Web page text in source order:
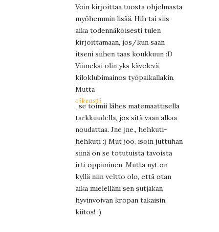
Voin kirjoittaa tuosta ohjelmasta
myöhemmin lisää. Hih tai siis
aika todennäköisesti tulen
kirjoittamaan, jos/kun saan
itseni siihen taas koukkuun :D
Viimeksi olin yks kävelevä
kiloklubimainos työpaikallakin.
Mutta
oikeasti
, se toimii lähes matemaattisella
tarkkuudella, jos sitä vaan alkaa
noudattaa. Jne jne., hehkuti-
hehkuti :) Mut joo, isoin juttuhan
siinä on se totutuista tavoista
irti oppiminen. Mutta nyt on
kyllä niin veltto olo, että otan
aika mielelläni sen sutjakan
hyvinvoivan kropan takaisin,
kiitos! :)